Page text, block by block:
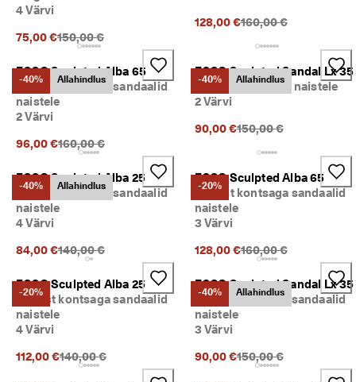
4 Värvi
75,00 €Eelnev hind {{price}}:
150,00 €
128,00 €Eelnev hind {{price}}:
160,00 €
-40% Allahindlus
ECCO Sculpted Alba 65
Nahast kontsaga sandaalid
naistele
2 Värvi
96,00 €Eelnev hind {{price}}:
160,00 €
-40% Allahindlus
ECCO Sculpted Sandal Lx 35
Nahast sandaalid naistele
2 Värvi
90,00 €Eelnev hind {{price}}:
150,00 €
-40% Allahindlus
ECCO Sculpted Alba 25
Nahast kontsaga sandaalid
naistele
4 Värvi
84,00 €Eelnev hind {{price}}:
140,00 €
-20%
ECCO Sculpted Alba 65
Nahast kontsaga sandaalid
naistele
3 Värvi
128,00 €Eelnev hind {{price}}:
160,00 €
-20%
ECCO Sculpted Alba 25
Nahast kontsaga sandaalid
naistele
4 Värvi
112,00 €Eelnev hind {{price}}:
140,00 €
-40% Allahindlus
ECCO Sculpted Sandal Lx 35
Nahast kontsaga sandaalid
naistele
3 Värvi
90,00 €Eelnev hind {{price}}:
150,00 €